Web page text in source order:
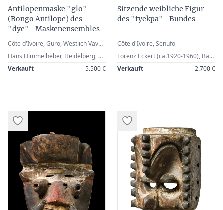
Antilopenmaske "glo"
(Bongo Antilope) des
"dye"- Maskenensembles
Côte d'Ivoire, Guro, Westlich Vavoua
Hans Himmelheber, Heidelberg, Germany · Ernst Heinrich, Stuttgart, Germany (1950) · Robert Lewitzki, Celle, Germany
Verkauft
5.500 €
Sitzende weibliche Figur
des "tyekpa"- Bundes
Côte d'Ivoire, Senufo
Lorenz Eckert (ca.1920-1960), Basel, Switzerland · Robert Lewitzki, Celle, Germany
Verkauft
2.700 €